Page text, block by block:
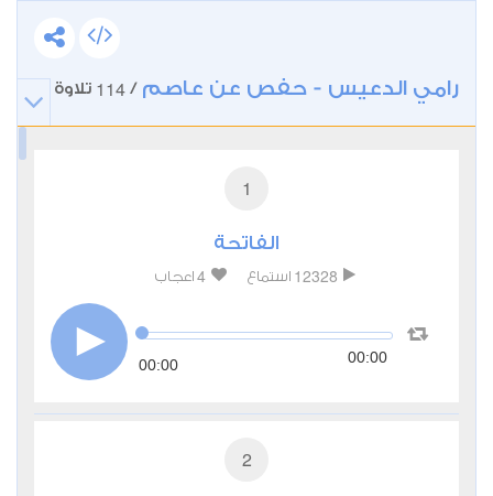
رامي الدعيس - حفص عن عاصم /
114 تلاوة
1
الفاتحة
12328 استماع 4 اعجاب
00:00 00:00
2